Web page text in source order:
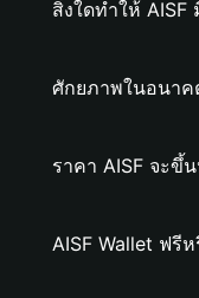
สิ่งใดทำให้
ศักยภาพในอนาค
ราคา AISF จะขึ้
AISF Wallet ฟรี